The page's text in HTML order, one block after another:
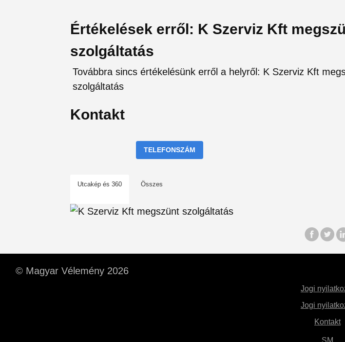
Értékelések erről: K Szerviz Kft
szolgáltatás
Továbbra sincs értékelésünk erről a helyről: K Szerviz Kft
szolgáltatás
Kontakt
TELEFONSZÁM
Utcakép és 360 Összes
© Magyar Vélemény 2026
Jogi
Jogi
Kontakt
SM